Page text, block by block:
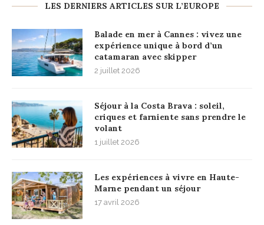
LES DERNIERS ARTICLES SUR L’EUROPE
Balade en mer à Cannes : vivez une
expérience unique à bord d’un
catamaran avec skipper
2 juillet 2026
Séjour à la Costa Brava : soleil,
criques et farniente sans prendre le
volant
1 juillet 2026
Les expériences à vivre en Haute-
Marne pendant un séjour
17 avril 2026